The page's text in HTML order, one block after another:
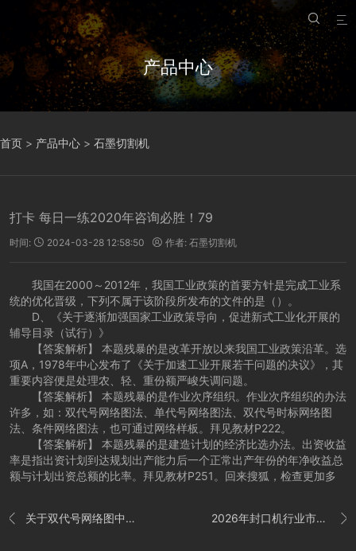


产品中心
首页 > 产品中心 > 石墨切割机
打卡 每日一练2020年咨询必胜！79
时间:  2024-03-28 12:58:50  作者: 石墨切割机
我国在2000～2012年，我国工业政策的首要方针是完成工业系
统的优化晋级，下列不属于该阶段所发布的文件的是（）。
D、《关于逐渐加强国家工业政策导向，促进新式工业化开展的
辅导目录（试行）》
【答案解析】 本题残暴的是改革开放以来我国工业政策沿革。选
项A，1978年中心发布了《关于加速工业开展若干问题的决议》，其
重要内容便是处理农、轻、重份额严峻失调问题。
【答案解析】 本题残暴的是作业次序组织。作业次序组织的办法
许多，如：双代号网络图法、单代号网络图法、双代号时标网络图
法、条件网络图法，也可通过网络样板。拜见教材P222。
【答案解析】 本题残暴的是建造计划的经济比选办法。出资收益
率是指出资计划到达规划出产能力后一个正常出产年份的年净收益总
额与计划出资总额的比率。拜见教材P251。回来搜狐，检查更加多
 关于双代号网络图中节点和箭线的说法正确的是()。 
2026年封口机行业市场之间的竞争分析与发展的新趋势预测